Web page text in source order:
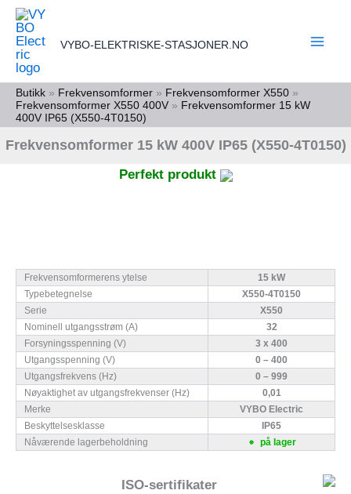
Skip
content
VYBO-ELEKTRISKE-STASJONER.NO
Butikk » Frekvensomformer » Frekvensomformer X550 »
Frekvensomformer X550 400V » Frekvensomformer 15 kW
400V IP65 (X550-4T0150)
Frekvensomformer 15 kW 400V IP65 (X550-4T0150)
Perfekt produkt
Frekvensomformerens ytelse
15 kW
Typebetegnelse
X550-4T0150
Serie
X550
Nominell utgangsstrøm (A)
32
Forsyningsspenning (V)
3 x 400
Utgangsspenning (V)
0 – 400
Utgangsfrekvens (Hz)
0 – 999
Nøyaktighet av utgangsfrekvenser (Hz)
0,01
Merke
VYBO Electric
Beskyttelsesklasse
IP65
Nåværende lagerbeholdning
på lager
ISO-sertifikater